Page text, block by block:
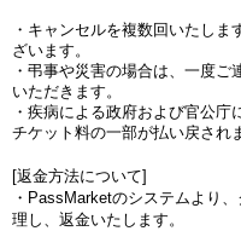
・キャンセルを複数回いたし
ざいます。
・弔事や災害の場合は、一度
いただきます。
・疾病による政府および官公庁
チケット料の一部が払い戻され
[返金方法について]
・PassMarketのシステムより
理し、返金いたします。